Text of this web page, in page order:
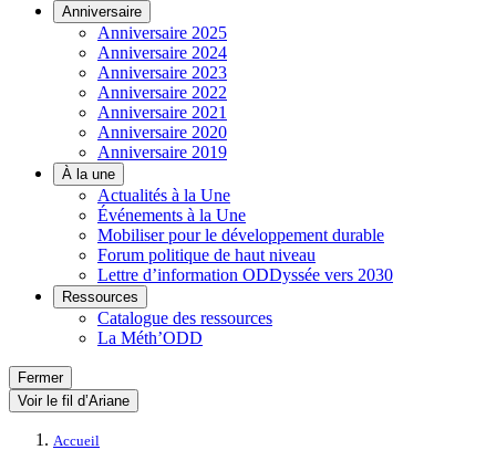
Anniversaire
Anniversaire 2025
Anniversaire 2024
Anniversaire 2023
Anniversaire 2022
Anniversaire 2021
Anniversaire 2020
Anniversaire 2019
À la une
Actualités à la Une
Événements à la Une
Mobiliser pour le développement durable
Forum politique de haut niveau
Lettre d’information ODDyssée vers 2030
Ressources
Catalogue des ressources
La Méth’ODD
Fermer
Voir le fil d’Ariane
Accueil